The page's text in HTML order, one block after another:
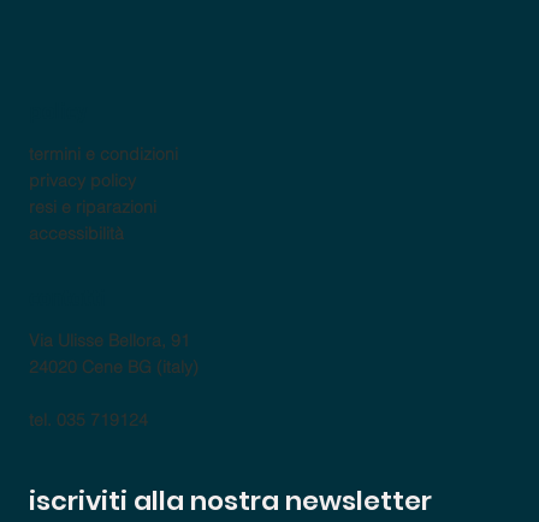
termini e condizioni
privacy policy
resi e riparazioni
accessibilità
Via Ulisse Bellora, 91
24020 Cene BG (italy)
tel. 035 719124
iscriviti alla nostra newsletter